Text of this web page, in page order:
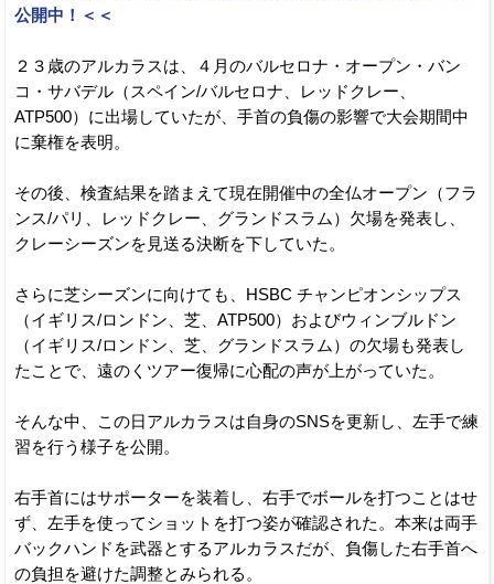
公開中！＜＜
２３歳のアルカラスは、４月のバルセロナ・オープン・バン
コ・サバデル（スペイン/バルセロナ、レッドクレー、
ATP500）に出場していたが、手首の負傷の影響で大会期間中
に棄権を表明。
その後、検査結果を踏まえて現在開催中の全仏オープン（フラ
ンス/パリ、レッドクレー、グランドスラム）欠場を発表し、
クレーシーズンを見送る決断を下していた。
さらに芝シーズンに向けても、HSBC チャンピオンシップス
（イギリス/ロンドン、芝、ATP500）およびウィンブルドン
（イギリス/ロンドン、芝、グランドスラム）の欠場も発表し
たことで、遠のくツアー復帰に心配の声が上がっていた。
そんな中、この日アルカラスは自身のSNSを更新し、左手で練
習を行う様子を公開。
右手首にはサポーターを装着し、右手でボールを打つことはせ
ず、左手を使ってショットを打つ姿が確認された。本来は両手
バックハンドを武器とするアルカラスだが、負傷した右手首へ
の負担を避けた調整とみられる。